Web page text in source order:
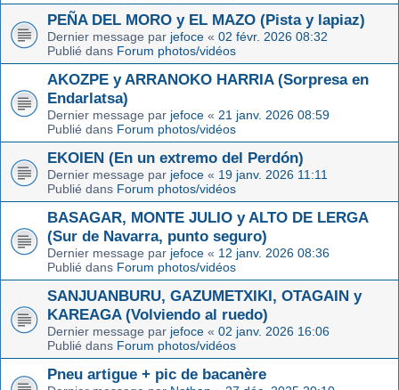
PEÑA DEL MORO y EL MAZO (Pista y lapiaz)
Dernier message par jefoce « 02 févr. 2026 08:32
Publié dans Forum photos/vidéos
AKOZPE y ARRANOKO HARRIA (Sorpresa en
Endarlatsa)
Dernier message par jefoce « 21 janv. 2026 08:59
Publié dans Forum photos/vidéos
EKOIEN (En un extremo del Perdón)
Dernier message par jefoce « 19 janv. 2026 11:11
Publié dans Forum photos/vidéos
BASAGAR, MONTE JULIO y ALTO DE LERGA
(Sur de Navarra, punto seguro)
Dernier message par jefoce « 12 janv. 2026 08:36
Publié dans Forum photos/vidéos
SANJUANBURU, GAZUMETXIKI, OTAGAIN y
KAREAGA (Volviendo al ruedo)
Dernier message par jefoce « 02 janv. 2026 16:06
Publié dans Forum photos/vidéos
Pneu artigue + pic de bacanère